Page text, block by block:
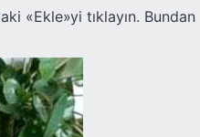
«Ekle»yi tıklayın. Bundan